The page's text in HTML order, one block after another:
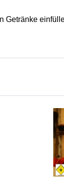
Getränke